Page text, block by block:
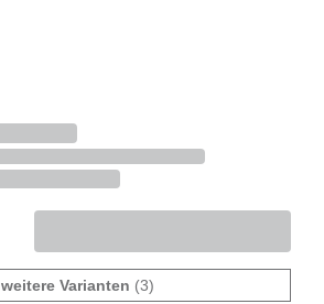
weitere Varianten (3)